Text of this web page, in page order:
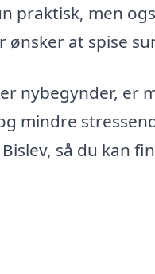
praktisk, men
at spise
nybegynder, er
mindre
så du kan